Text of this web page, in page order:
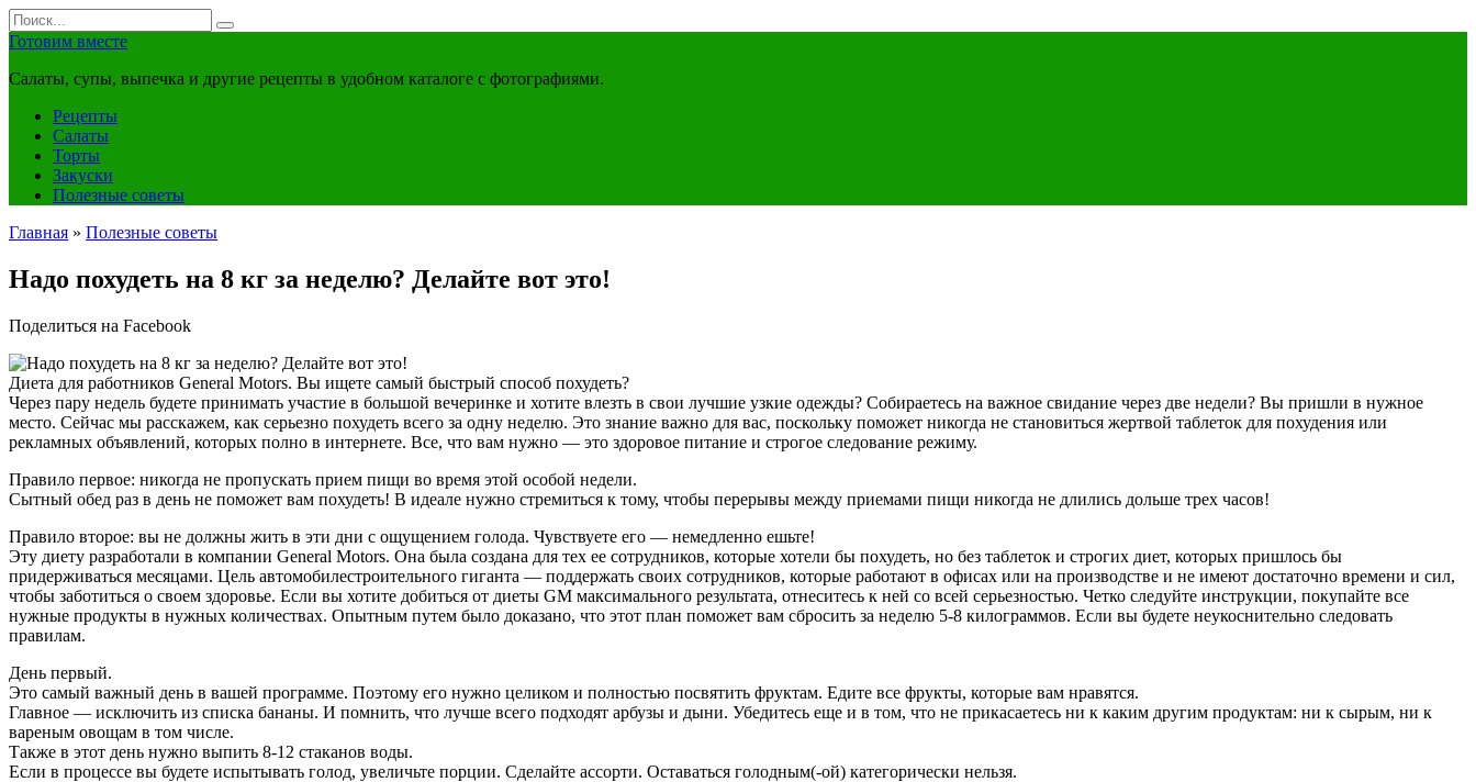
Перейти
к
Search
for:
Готовим вместе
Салаты, супы, выпечка и другие рецепты в удобном каталоге с фотографиями.
Рецепты
Салаты
Торты
Закуски
Полезные советы
Главная » Полезные советы
Надо похудеть на 8 кг за неделю? Делайте вот это!
Поделиться на Facebook
Диета для работников General Motors. Вы ищете самый быстрый способ похудеть?
Через пару недель будете принимать участие в большой вечеринке и хотите влезть в свои лучшие узкие одежды? Собираетесь на важное свидание через две недели? Вы пришли в нужное
место. Сейчас мы расскажем, как серьезно похудеть всего за одну неделю. Это знание важно для вас, поскольку поможет никогда не становиться жертвой таблеток для похудения или
рекламных объявлений, которых полно в интернете. Все, что вам нужно — это здоровое питание и строгое следование режиму.
Правило первое: никогда не пропускать прием пищи во время этой особой недели.
Сытный обед раз в день не поможет вам похудеть! В идеале нужно стремиться к тому, чтобы перерывы между приемами пищи никогда не длились дольше трех часов!
Правило второе: вы не должны жить в эти дни с ощущением голода. Чувствуете его — немедленно ешьте!
Эту диету разработали в компании General Motors. Она была создана для тех ее сотрудников, которые хотели бы похудеть, но без таблеток и строгих диет, которых пришлось бы
придерживаться месяцами. Цель автомобилестроительного гиганта — поддержать своих сотрудников, которые работают в офисах или на производстве и не имеют достаточно времени и сил,
чтобы заботиться о своем здоровье. Если вы хотите добиться от диеты GM максимального результата, отнеситесь к ней со всей серьезностью. Четко следуйте инструкции, покупайте все
нужные продукты в нужных количествах. Опытным путем было доказано, что этот план поможет вам сбросить за неделю 5-8 килограммов. Если вы будете неукоснительно следовать
правилам.
День первый.
Это самый важный день в вашей программе. Поэтому его нужно целиком и полностью посвятить фруктам. Едите все фрукты, которые вам нравятся.
Главное — исключить из списка бананы. И помнить, что лучше всего подходят арбузы и дыни. Убедитесь еще и в том, что не прикасаетесь ни к каким другим продуктам: ни к сырым, ни к
вареным овощам в том числе.
Также в этот день нужно выпить 8-12 стаканов воды.
Если в процессе вы будете испытывать голод, увеличьте порции. Сделайте ассорти. Оставаться голодным(-ой) категорически нельзя.